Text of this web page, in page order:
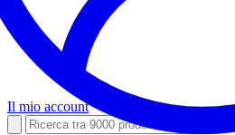
Il mio account